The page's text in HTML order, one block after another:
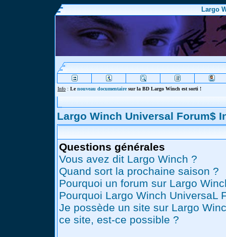
Largo
Info : Lenouveau documentairesur la BD Largo Winch est sorti !
Largo Winch Universal Forum$
Questions générales
Vous avez dit Largo Winch ?
Quand sort la prochaine saison ?
Pourquoi un forum sur Largo
Pourquoi Largo Winch UniversaL
Je possède un site sur Largo
ce site, est-ce possible ?